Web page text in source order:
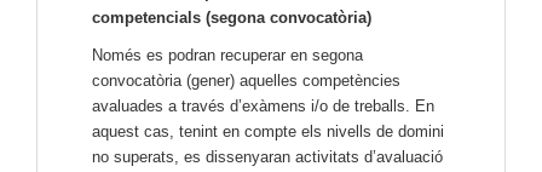
competencials (segona convocatòria)
Només es podran recuperar en segona
convocatòria (gener) aquelles competències
avaluades a través d’exàmens i/o de treballs. En
aquest cas, tenint en compte els nivells de domini
no superats, es dissenyaran activitats d’avaluació